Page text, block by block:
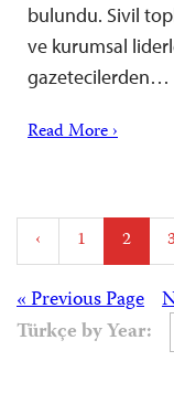
bulundu. Sivil
ve kurumsal
gazetecilerden…
Read More ›
Posts
‹ 1 2
Posts
« Previous Page
Türkçe by Year: